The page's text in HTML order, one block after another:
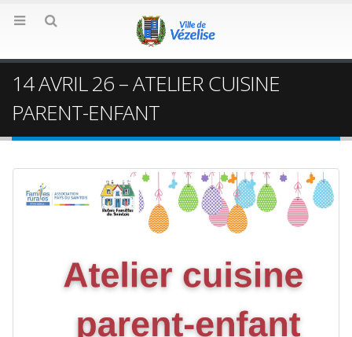
14 AVRIL 26 – ATELIER CUISINE
PARENT-ENFANT